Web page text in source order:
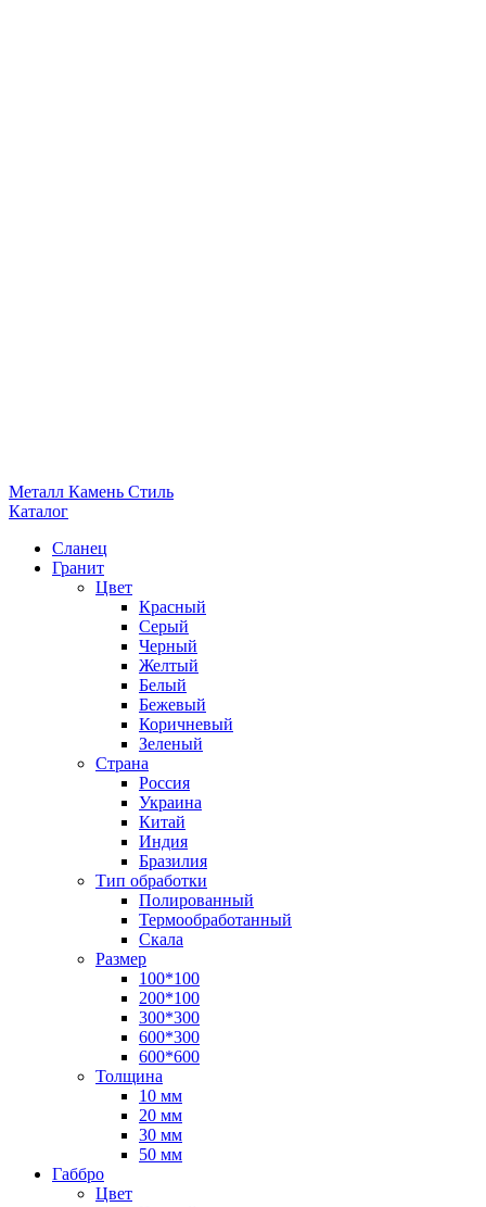
Металл Камень Стиль
Каталог
Сланец
Гранит
Цвет
Красный
Серый
Черный
Желтый
Белый
Бежевый
Коричневый
Зеленый
Страна
Россия
Украина
Китай
Индия
Бразилия
Тип обработки
Полированный
Термообработанный
Скала
Размер
100*100
200*100
300*300
600*300
600*600
Толщина
10 мм
20 мм
30 мм
50 мм
Габбро
Цвет